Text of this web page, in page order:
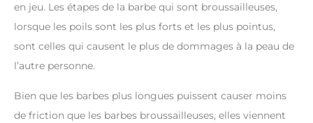
en jeu. Les étapes de la barbe qui sont broussailleuses,
lorsque les poils sont les plus forts et les plus pointus,
sont celles qui causent le plus de dommages à la peau de
l’autre personne.
Bien que les barbes plus longues puissent causer moins
de friction que les barbes broussailleuses, elles viennent